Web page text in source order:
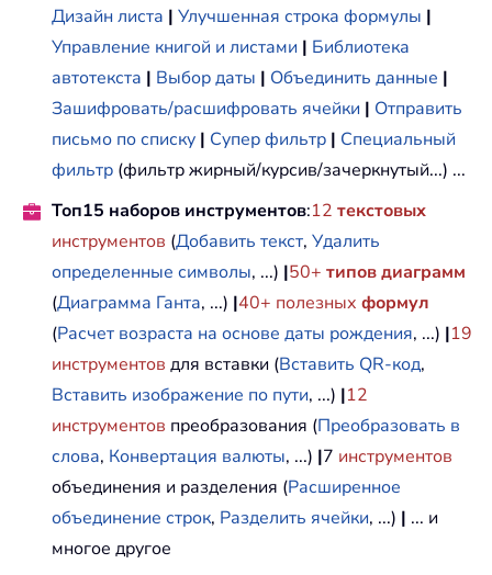
Дизайн листа | Улучшенная строка формулы |
Управление книгой и листами | Библиотека
автотекста | Выбор даты | Объединить данные |
Зашифровать/расшифровать ячейки | Отправить
письмо по списку | Супер фильтр | Специальный
фильтр (фильтр жирный/курсив/зачеркнутый...) ...
Топ15 наборов инструментов:12 текстовых
инструментов (Добавить текст, Удалить
определенные символы, ...) |50+ типов диаграмм
(Диаграмма Ганта, ...) |40+ полезных формул
(Расчет возраста на основе даты рождения, ...) |19
инструментов для вставки (Вставить QR-код,
Вставить изображение по пути, ...) |12
инструментов преобразования (Преобразовать в
слова, Конвертация валюты, ...) |7 инструментов
объединения и разделения (Расширенное
объединение строк, Разделить ячейки, ...) | ... и
многое другое